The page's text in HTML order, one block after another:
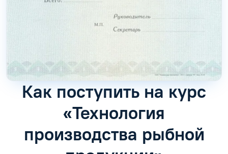
Как поступить на курс
«Технология
производства рыбной